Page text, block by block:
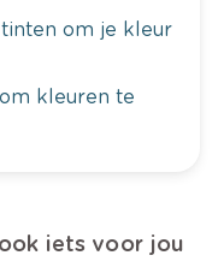
om je kleur
kleuren te
iets voor jou